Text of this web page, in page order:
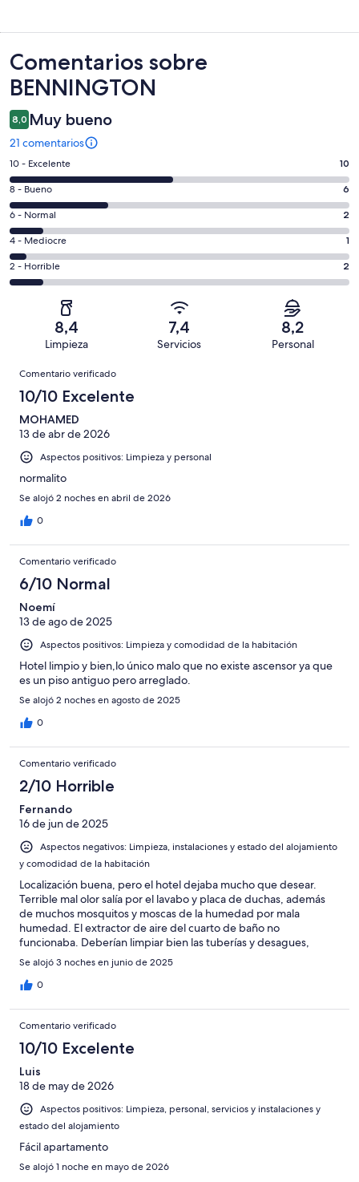
Comentarios
Comentarios sobre
BENNINGTON
8,0 Muy bueno
21 comentarios
10
comentarios
de
un
total
de
21
con
puntuación
10 - Excelente 10
6
comentarios
de
un
total
de
21
puntuación
Bueno
8 - Bueno 6
2
comentarios
de
un
total
puntuación
Normal
6 - Normal 2
1
comentarios
de
una
puntuación
Mediocre
4 - Mediocre 1
2
comentarios
una
puntuación
de
Horrible
2 - Horrible 2
8,4
Limpieza
7,4
Servicios
8,2
Personal
Comentarios
Comentario verificado
10/10 Excelente
MOHAMED
13 de abr de 2026
Aspectos positivos: Limpieza y personal
normalito
Se alojó 2 noches en abril de 2026
0
Comentario verificado
6/10 Normal
Noemí
13 de ago de 2025
Aspectos positivos: Limpieza y comodidad de la habitación
Hotel limpio y bien,lo único malo que no existe ascensor ya que
es un piso antiguo pero arreglado.
Se alojó 2 noches en agosto de 2025
0
Comentario verificado
2/10 Horrible
Fernando
16 de jun de 2025
Aspectos negativos: Limpieza, instalaciones y estado del alojamiento
y comodidad de la habitación
Localización buena, pero el hotel dejaba mucho que desear.
Terrible mal olor salía por el lavabo y placa de duchas, además
de muchos mosquitos y moscas de la humedad por mala
humedad. El extractor de aire del cuarto de baño no
funcionaba. Deberían limpiar bien las tuberías y desagues,
además de reparar el extractor para evitar estos problemas.
Gracias
Se alojó 3 noches en junio de 2025
0
Comentario verificado
10/10 Excelente
Luis
18 de may de 2026
Aspectos positivos: Limpieza, personal, servicios y instalaciones y
estado del alojamiento
Fácil apartamento
Se alojó 1 noche en mayo de 2026